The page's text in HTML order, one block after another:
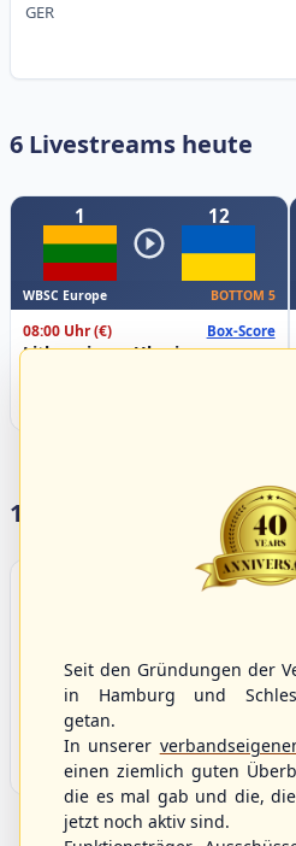
GER
6 Livestreams heute
1 12
WBSC Europe BOTTOM 5
08:00 Uhr(€) Box-Score
Lithuania vs. Ukraine
17 Vereine im S/HBV
Bargenstedt
Beavers
Seit den Gründungen der
in Hamburg und
getan.
In unserer
einen ziemlich guten
die es mal gab und die,
jetzt noch aktiv sind.